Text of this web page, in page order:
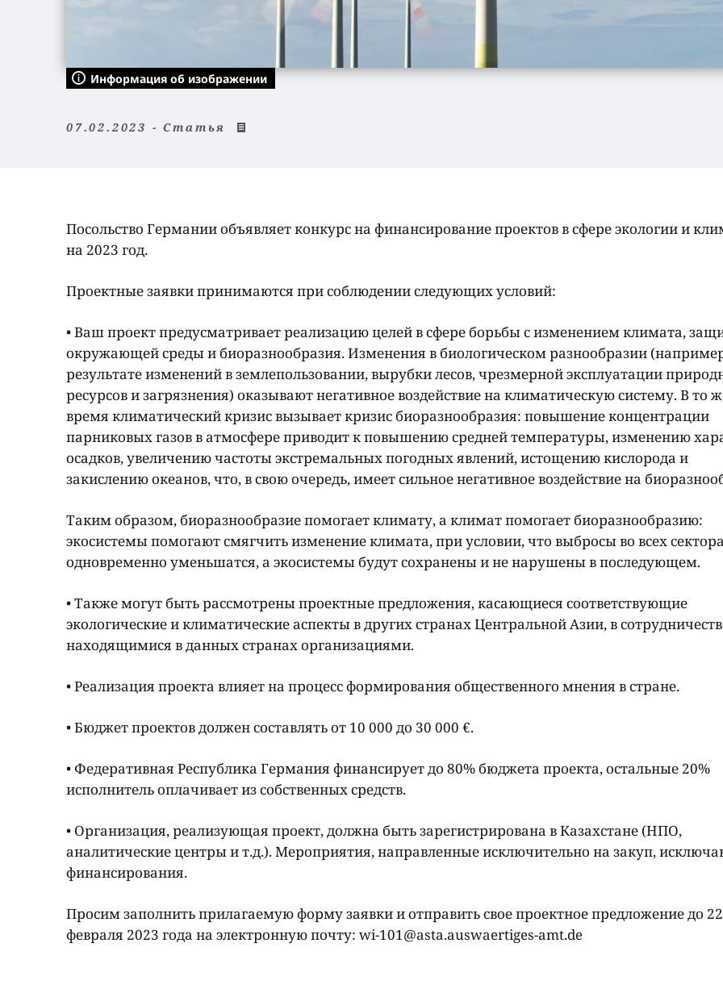
Информация об изображении
07.02.2023 - Статья
Посольство Германии объявляет конкурс на финансирование проектов в сфере экологии и
на 2023 год.
Проектные заявки принимаются при соблюдении следующих условий:
• Ваш проект предусматривает реализацию целей в сфере борьбы с изменением климата,
окружающей среды и биоразнообразия. Изменения в биологическом разнообразии
результате изменений в землепользовании, вырубки лесов, чрезмерной эксплуатации
ресурсов и загрязнения) оказывают негативное воздействие на климатическую систему. В то
время климатический кризис вызывает кризис биоразнообразия: повышение концентрации
парниковых газов в атмосфере приводит к повышению средней температуры, изменению
осадков, увеличению частоты экстремальных погодных явлений, истощению кислорода и
закислению океанов, что, в свою очередь, имеет сильное негативное воздействие на
Таким образом, биоразнообразие помогает климату, а климат помогает биоразнообразию:
экосистемы помогают смягчить изменение климата, при условии, что выбросы во всех
одновременно уменьшатся, а экосистемы будут сохранены и не нарушены в последующем.
• Также могут быть рассмотрены проектные предложения, касающиеся соответствующие
экологические и климатические аспекты в других странах Центральной Азии, в
находящимися в данных странах организациями.
• Реализация проекта влияет на процесс формирования общественного мнения в стране.
• Бюджет проектов должен составлять от 10 000 до 30 000 €.
• Федеративная Республика Германия финансирует до 80% бюджета проекта, остальные 20%
исполнитель оплачивает из собственных средств.
• Организация, реализующая проект, должна быть зарегистрирована в Казахстане (НПО,
аналитические центры и т.д.). Мероприятия, направленные исключительно на закуп,
финансирования.
Просим заполнить прилагаемую форму заявки и отправить свое проектное предложение до 22
февраля 2023 года на электронную почту: wi-101@asta.auswaertiges-amt.de